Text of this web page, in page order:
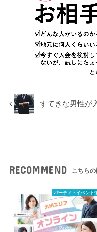
すてきな男性が
RECOMMEND こちらの
パーティ・イベント